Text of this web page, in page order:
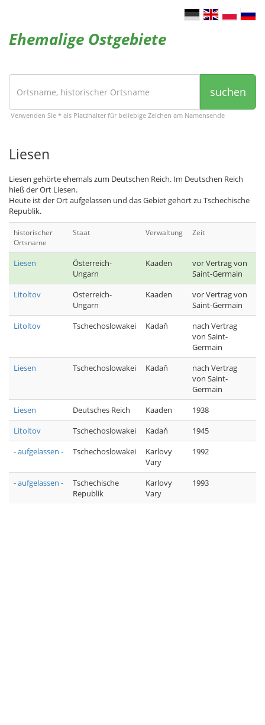
Ehemalige Ostgebiete
suchen
Verwenden Sie * als Platzhalter für beliebige Zeichen am Namensende
Liesen
Liesen gehörte ehemals zum Deutschen Reich. Im Deutschen Reich
hieß der Ort Liesen.
Heute ist der Ort aufgelassen und das Gebiet gehört zu Tschechische
Republik.
historischer
Ortsname
Staat Verwaltung Zeit
Liesen
Österreich-
Ungarn
Kaaden
vor Vertrag von
Saint-Germain
Litoltov
Österreich-
Ungarn
Kaaden
vor Vertrag von
Saint-Germain
Litoltov
Tschechoslowakei Kadaň
nach Vertrag
von Saint-
Germain
Liesen
Tschechoslowakei Kadaň
nach Vertrag
von Saint-
Germain
Liesen
Deutsches Reich Kaaden
1938
Litoltov
Tschechoslowakei Kadaň
1945
- aufgelassen -
Tschechoslowakei
Karlovy
Vary
1992
- aufgelassen -
Tschechische
Republik
Karlovy
Vary
1993